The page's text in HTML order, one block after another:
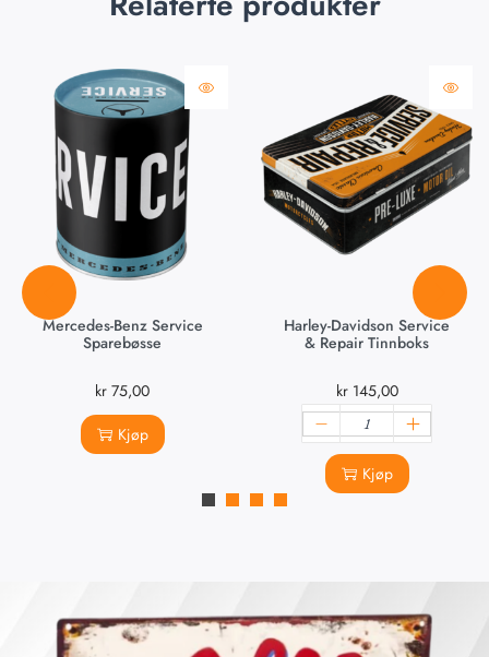
Mercedes-Benz Service
Sparebøsse
kr 75,00
Kjøp
Harley-Davidson Service
& Repair Tinnboks
kr145,00
Kjøp